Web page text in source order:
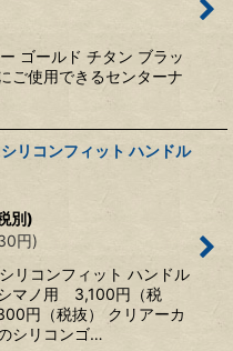
ゴールド チタン ブラッ
ご使用できるセンターナ
リコンフィット ハンドル
別)
円)
リコンフィット ハンドル
マノ用 3,100円（税
円（税抜） クリアーカ
シリコンゴ…